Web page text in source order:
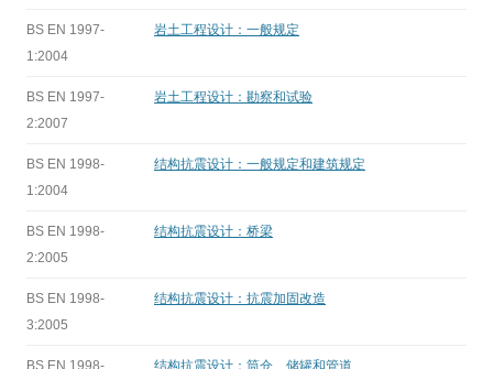
BS EN 1997-
1:2004
岩土工程设计：一般规定
BS EN 1997-
2:2007
岩土工程设计：勘察和试验
BS EN 1998-
1:2004
结构抗震设计：一般规定和建筑规定
BS EN 1998-
2:2005
结构抗震设计：桥梁
BS EN 1998-
3:2005
结构抗震设计：抗震加固改造
BS EN 1998-
结构抗震设计：筒仓、储罐和管道